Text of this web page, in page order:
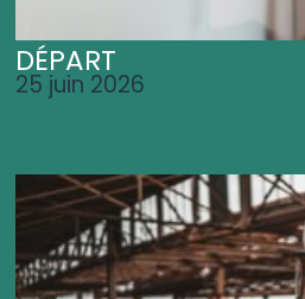
DÉPART
25 juin 2026